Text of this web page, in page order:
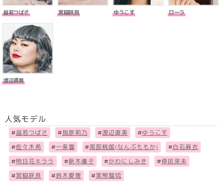
益若つばさ 宮脇咲良 ゆうこす ローラ
渡辺直美
人気モデル
#益若つばさ #指原莉乃 #渡辺直美 #ゆうこす
#佐々木希 #一条響 #南部桃伽(なんぶももか) #白石麻衣
#明日花キララ #新木優子 #かわにしみき #倖田來未
#宮脇咲良 #鈴木愛理 #実熊瑠琉